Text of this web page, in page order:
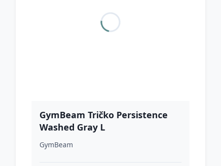
GymBeam Tričko Persistence
Washed Gray L
GymBeam